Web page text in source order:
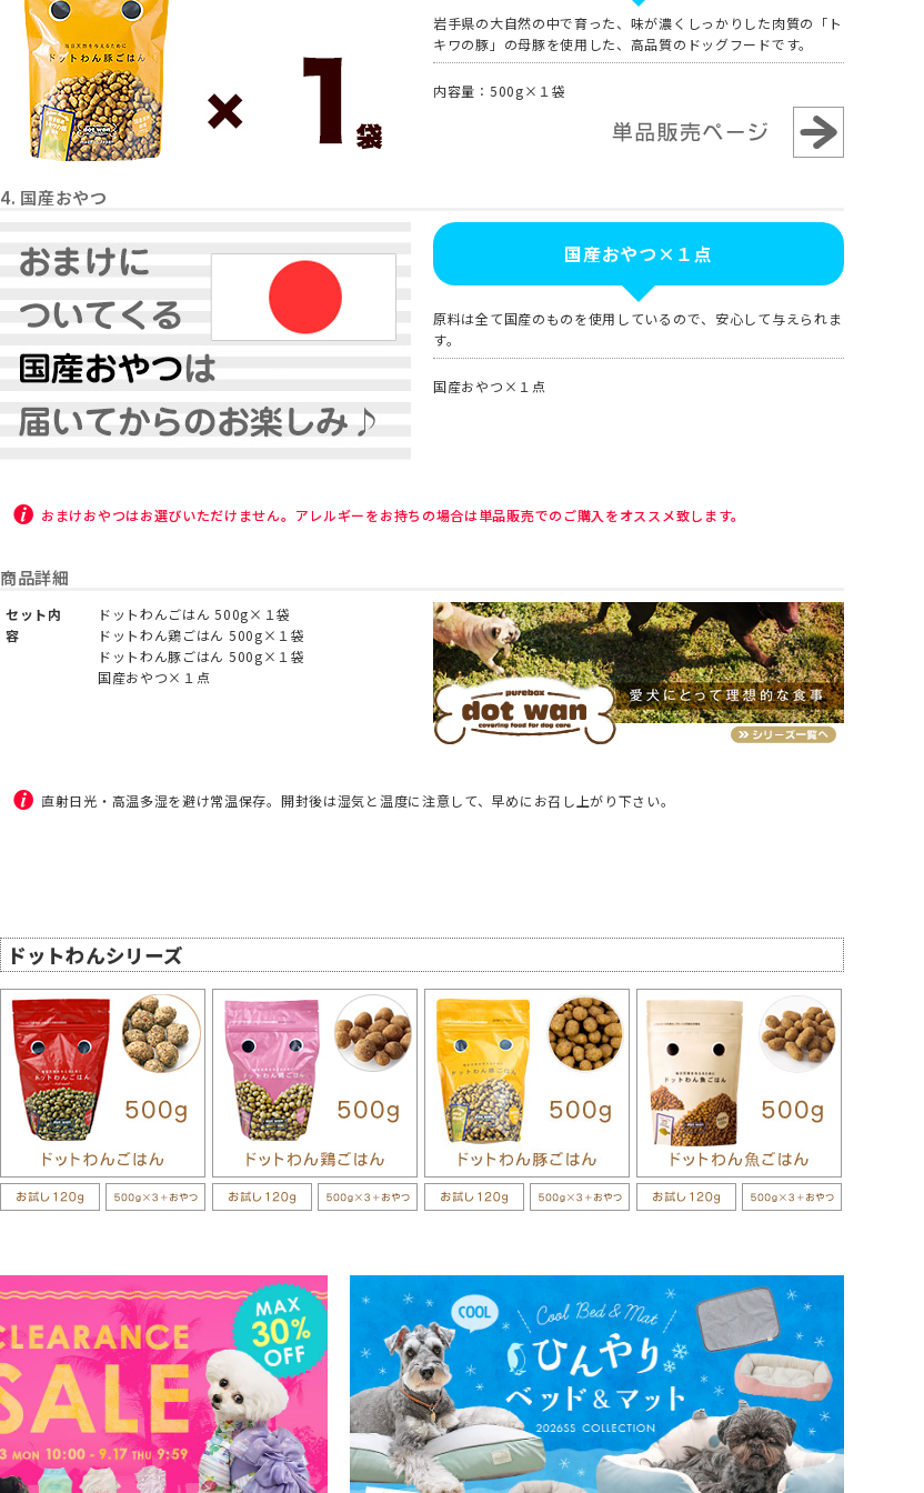
岩手県の大自然の中で育った、味が濃くしっかりした肉質の「ト
キワの豚」の母豚を使用した、高品質のドッグフードです。
内容量：500g×１袋
4. 国産おやつ
国産おやつ×１点
原料は全て国産のものを使用しているので、安心して与えられま
す。
国産おやつ×１点
おまけおやつはお選びいただけません。アレルギーをお持ちの場合は単品販売でのご購入をオススメ致します。
商品詳細
セット内
容
ドットわんごはん 500g×１袋
ドットわん鶏ごはん 500g×１袋
ドットわん豚ごはん 500g×１袋
国産おやつ×１点
直射日光・高温多湿を避け常温保存。開封後は湿気と温度に注意して、早めにお召し上がり下さい。
ドットわんシリーズ